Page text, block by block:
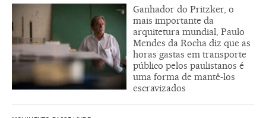
Ganhador do Pritzker, o
mais importante da
arquitetura mundial, Paulo
Mendes da Rocha diz que as
horas gastas em transporte
público pelos paulistanos é
uma forma de mantê-los
escravizados